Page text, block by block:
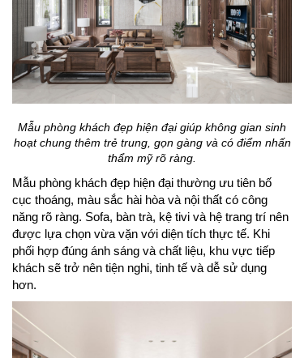
Mẫu phòng khách đẹp hiện đại giúp không gian sinh
hoạt chung thêm trẻ trung, gọn gàng và có điểm nhấn
thẩm mỹ rõ ràng.
Mẫu phòng khách đẹp hiện đại thường ưu tiên bố
cục thoáng, màu sắc hài hòa và nội thất có công
năng rõ ràng. Sofa, bàn trà, kệ tivi và hệ trang trí nên
được lựa chọn vừa vặn với diện tích thực tế. Khi
phối hợp đúng ánh sáng và chất liệu, khu vực tiếp
khách sẽ trở nên tiện nghi, tinh tế và dễ sử dụng
hơn.